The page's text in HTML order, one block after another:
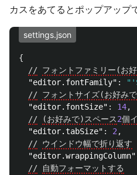
カスをあてるとポップアップ
settings.json
{
// フォントファミリー(お
"editor.fontFamily" :
// フォントサイズ(お好み
"editor.fontSize" : 14,
//
(お好みで)スペース2個
"editor.tabSize" : 2 ,
// ウインドウ幅で折り返す
"editor.wrappingColumn"
//
自動フォーマットする